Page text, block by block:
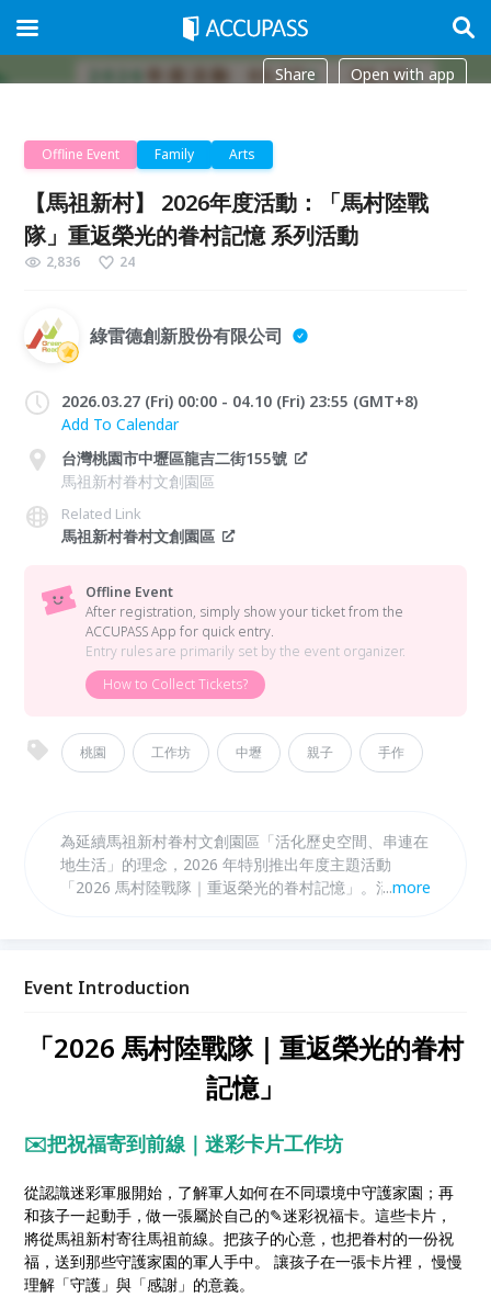
Share Open with app
Offline Event Family Arts
【馬祖新村】 2026年度活動：「馬村陸戰
隊」重返榮光的眷村記憶 系列活動
2,836 24
綠雷德創新股份有限公司
2026.03.27 (Fri) 00:00 - 04.10 (Fri) 23:55 (GMT+8)
Add To Calendar
台灣桃園市中壢區龍吉二街155號
馬祖新村眷村文創園區
Related Link
馬祖新村眷村文創園區
Offline Event
After registration, simply show your ticket from the
ACCUPASS App for quick entry.
Entry rules are primarily set by the event organizer.
How to Collect Tickets?
桃園 工作坊 中壢 親子 手作
為延續馬祖新村眷村文創園區「活化歷史空間、串連在
地生活」的理念，2026 年特別推出年度主題活動
「2026 馬村陸戰隊｜重返榮光的眷村記憶」。活動將
天電影院等系列活動，打造充滿參與感的藝文場景，讓
...more
Event Introduction
「2026 馬村陸戰隊｜重返榮光的眷村
記憶」
✉️把祝福寄到前線｜迷彩卡⽚⼯作坊
從認識迷彩軍服開始，了解軍⼈如何在不同環境中守護家園；再
和孩⼦⼀起動⼿，做⼀張屬於⾃⼰的✎迷彩祝福卡。這些卡⽚，
將從⾺祖新村寄往⾺祖前線。把孩⼦的⼼意，也把眷村的⼀份祝
福，送到那些守護家園的軍⼈⼿中。 讓孩⼦在⼀張卡⽚裡， 慢慢
理解「守護」與「感謝」的意義。